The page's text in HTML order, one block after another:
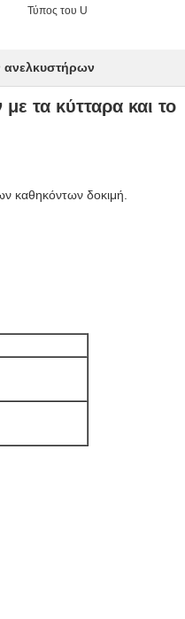
Τύπος του U
ανελκυστήρων
τα κύτταρα και το
καθηκόντων δοκιμή.